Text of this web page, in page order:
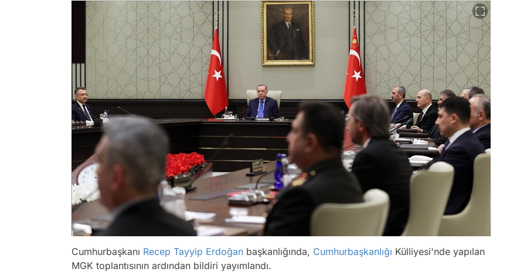
Cumhurbaşkanı Recep Tayyip Erdoğan başkanlığında, Cumhurbaşkanlığı Külliyesi'nde yapılan
MGK toplantısının ardından bildiri yayımlandı.